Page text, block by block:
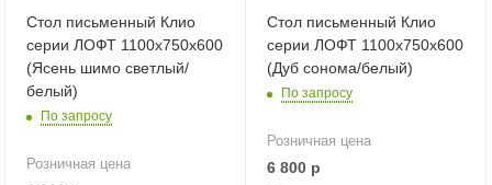
Стол письменный Клио
серии ЛОФТ 1100х750х600
(Ясень шимо светлый/
белый)
По запросу
Розничная цена
Стол письменный Клио
серии ЛОФТ 1100х750х600
(Дуб сонома/белый)
По запросу
Розничная цена
6 800 р